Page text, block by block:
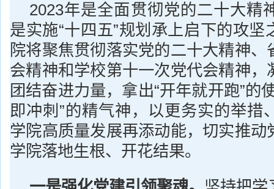
2023年是全面贯彻党的二十大精
是实施“十四五”规划承上启下的攻坚
院将聚焦贯彻落实党的二十大精神、
会精神和学校第十一次党代会精神，
团结奋进力量，拿出“开年就开跑”的
即冲刺”的精气神，以更务实的举措
学院高质量发展再添动能，切实推动
学院落地生根、开花结果。